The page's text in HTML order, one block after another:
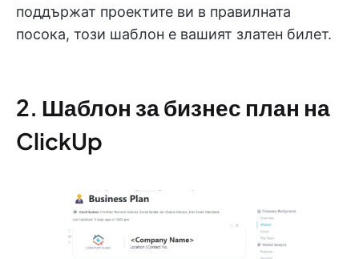
поддържат проектите ви в правилната
посока, този шаблон е вашият златен билет.
2. Шаблон за бизнес план на
ClickUp